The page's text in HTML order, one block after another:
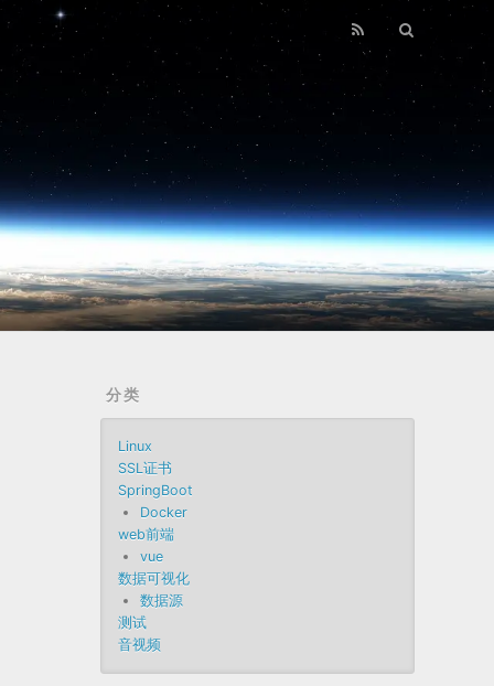
分类
Linux
SSL证书
SpringBoot
Docker
web前端
vue
数据可视化
数据源
测试
音视频